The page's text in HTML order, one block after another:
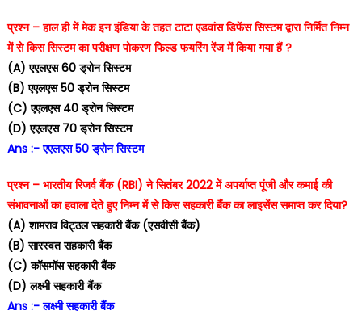
प्रश्न – हाल ही में मेक इन इंडिया के तहत टाटा एडवांस डिफेंस सिस्टम द्वारा निर्मित निम्न
में से किस सिस्टम का परीक्षण पोकरण फिल्ड फयरिंग रेंज में किया गया हैं ?
(A) एएलएस 60 ड्रोन सिस्टम
(B) एएलएस 50 ड्रोन सिस्टम
(C) एएलएस 40 ड्रोन सिस्टम
(D) एएलएस 70 ड्रोन सिस्टम
Ans :- एएलएस 50 ड्रोन सिस्टम
प्रश्न – भारतीय रिजर्व बैंक (RBI) ने सितंबर 2022 में अपर्याप्त पूंजी और कमाई की
संभावनाओं का हवाला देते हुए निम्न में से किस सहकारी बैंक का लाइसेंस समाप्त कर दिया?
(A) शामराव विट्ठल सहकारी बैंक (एसवीसी बैंक)
(B) सारस्वत सहकारी बैंक
(C) कॉसमॉस सहकारी बैंक
(D) लक्ष्मी सहकारी बैंक
Ans :- लक्ष्मी सहकारी बैंक